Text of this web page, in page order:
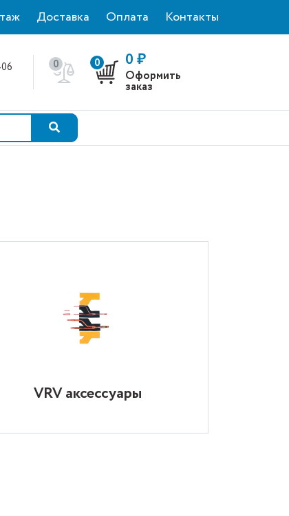
Доставка Оплата Контакты
0 0 0 ₽
Оформить
заказ
VRV аксессуары